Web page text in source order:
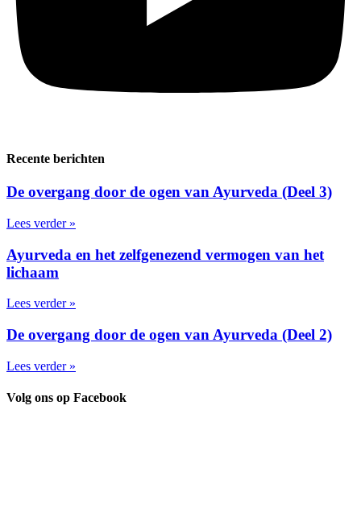
Recente berichten
De overgang door de ogen van Ayurveda (Deel 3)
Lees verder »
Ayurveda en het zelfgenezend vermogen van het
lichaam
Lees verder »
De overgang door de ogen van Ayurveda (Deel 2)
Lees verder »
Volg ons op Facebook